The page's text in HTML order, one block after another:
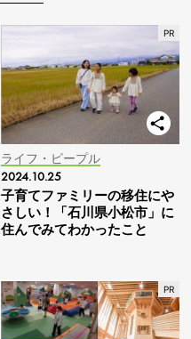
ライフ・ピープル
2024.10.25
子育てファミリーの移住にや
さしい！「石川県小松市」に
住んでみてわかったこと